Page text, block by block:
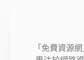
「免費資源